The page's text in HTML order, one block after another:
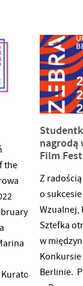
the
nagrodą
Film
Z
o
Wzualnej,
Sztefka
w
Konkursie
Berlinie.